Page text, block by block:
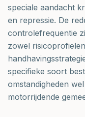
speciale aandacht
en repressie. De
controlefrequentie
zowel
specifieke soort
omstandigheden
motorrijdende